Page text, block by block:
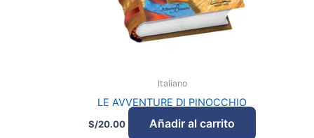
Italiano
LE AVVENTURE DI PINOCCHIO
S/20.00 Añadir al carrito